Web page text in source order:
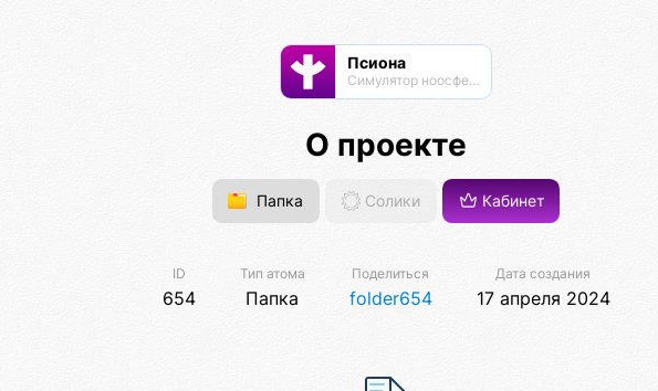
Псиона
Cимулятор ноосферы
О проекте
Папка Солики Кабинет
ID
654
Тип атома
Папка
Поделиться
folder654
Дата создания
17 апреля 2024